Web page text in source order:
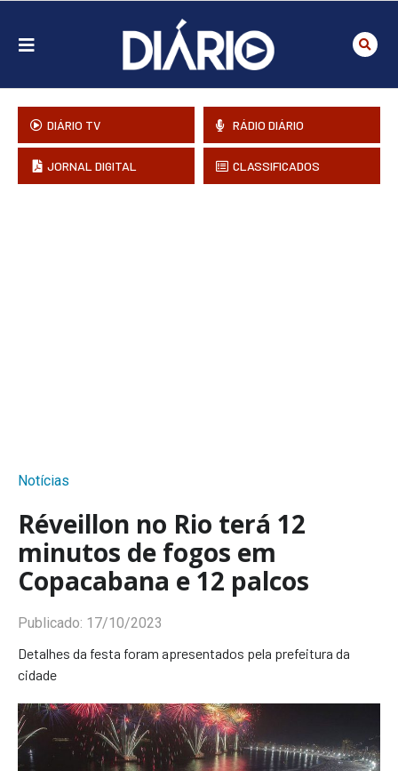
DIÁRIO TV RÁDIO DIÁRIO
JORNAL DIGITAL CLASSIFICADOS
Notícias
Réveillon no Rio terá 12
minutos de fogos em
Copacabana e 12 palcos
Publicado: 17/10/2023
Detalhes da festa foram apresentados pela prefeitura da
cidade